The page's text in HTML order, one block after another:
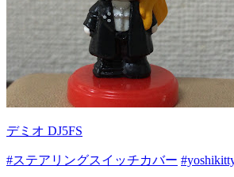
デミオ DJ5FS
#ステアリングスイッチカバー